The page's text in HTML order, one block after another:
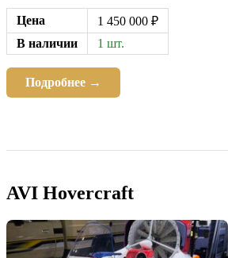
Цена
1 450 000 ₽
В наличии
1 шт.
Подробнее →
AVI Hovercraft